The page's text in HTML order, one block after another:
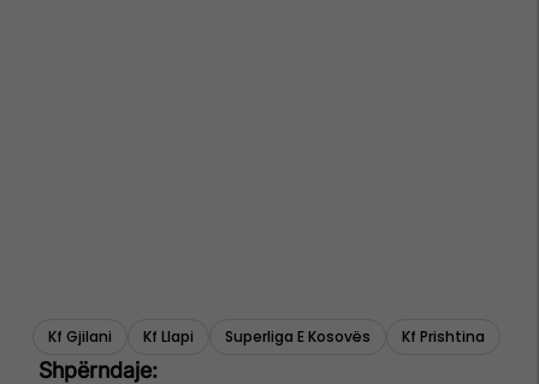
Kf Gjilani Kf Llapi Superliga E Kosovës Kf Prishtina